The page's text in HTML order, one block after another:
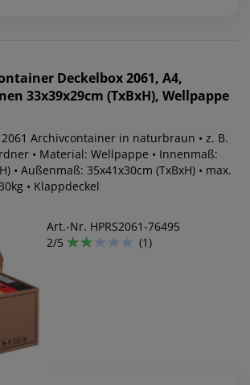
Deckelbox 2061, A4,
33x39x29cm (TxBxH), Wellpappe
Archivcontainer in naturbraun • z. B.
• Material: Wellpappe • Innenmaß:
• Außenmaß: 35x41x30cm (TxBxH) • max.
• Klappdeckel
Art.-Nr. HPRS2061-76495
2/5
(1)